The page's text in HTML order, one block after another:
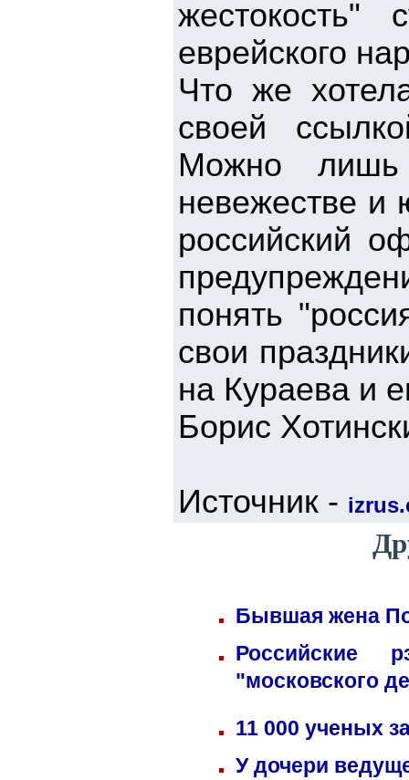
жестокость"
еврейского
Что же
своей
Можно
невежестве
российский
понять
свои
на Кураева и
Борис
Источник -
Бывшая жена
Российские
"московского
11 000 ученых
У дочери